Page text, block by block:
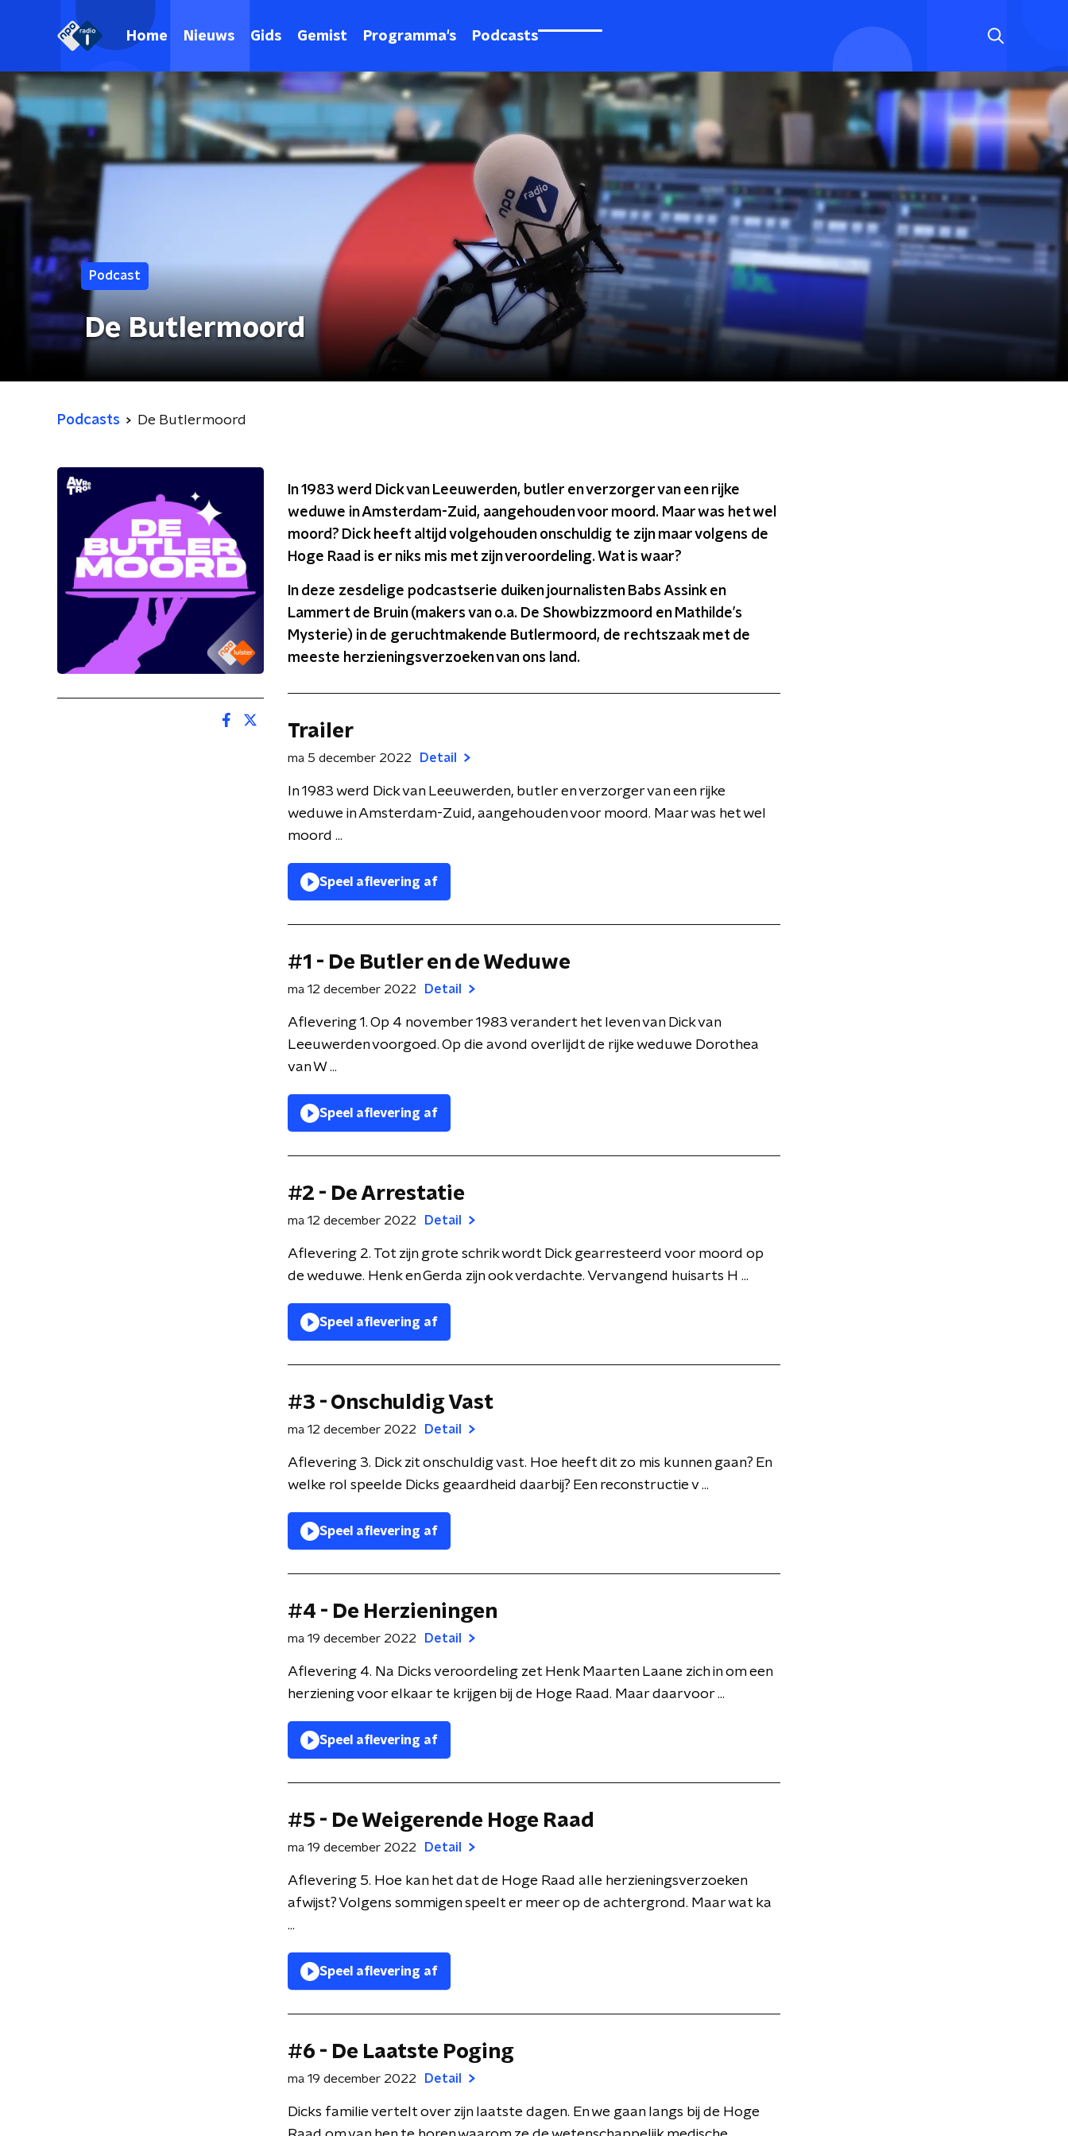
Home Nieuws Gids Gemist Programma's Podcasts
Podcast
De Butlermoord
Podcasts De Butlermoord
In 1983 werd Dick van Leeuwerden, butler en verzorger van een rijke
weduwe in Amsterdam-Zuid, aangehouden voor moord. Maar was het wel
moord? Dick heeft altijd volgehouden onschuldig te zijn maar volgens de
Hoge Raad is er niks mis met zijn veroordeling. Wat is waar?
In deze zesdelige podcastserie duiken journalisten Babs Assink en
Lammert de Bruin (makers van o.a. De Showbizzmoord en Mathilde’s
Mysterie) in de geruchtmakende Butlermoord, de rechtszaak met de
meeste herzieningsverzoeken van ons land.
Trailer
ma 5 december 2022 Detail
In 1983 werd Dick van Leeuwerden, butler en verzorger van een rijke
weduwe in Amsterdam-Zuid, aangehouden voor moord. Maar was het wel
moord ...
Speel aflevering af
#1 - De Butler en de Weduwe
ma 12 december 2022 Detail
Aflevering 1. Op 4 november 1983 verandert het leven van Dick van
Leeuwerden voorgoed. Op die avond overlijdt de rijke weduwe Dorothea
van W ...
Speel aflevering af
#2 - De Arrestatie
ma 12 december 2022 Detail
Aflevering 2. Tot zijn grote schrik wordt Dick gearresteerd voor moord op
de weduwe. Henk en Gerda zijn ook verdachte. Vervangend huisarts H ...
Speel aflevering af
#3 - Onschuldig Vast
ma 12 december 2022 Detail
Aflevering 3. Dick zit onschuldig vast. Hoe heeft dit zo mis kunnen gaan? En
welke rol speelde Dicks geaardheid daarbij? Een reconstructie v ...
Speel aflevering af
#4 - De Herzieningen
ma 19 december 2022 Detail
Aflevering 4. Na Dicks veroordeling zet Henk Maarten Laane zich in om een
herziening voor elkaar te krijgen bij de Hoge Raad. Maar daarvoor ...
Speel aflevering af
#5 - De Weigerende Hoge Raad
ma 19 december 2022 Detail
Aflevering 5. Hoe kan het dat de Hoge Raad alle herzieningsverzoeken
afwijst? Volgens sommigen speelt er meer op de achtergrond. Maar wat ka
...
Speel aflevering af
#6 - De Laatste Poging
ma 19 december 2022 Detail
Dicks familie vertelt over zijn laatste dagen. En we gaan langs bij de Hoge